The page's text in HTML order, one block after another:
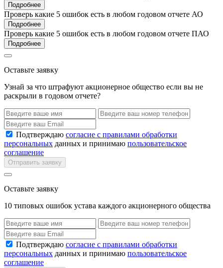
Подробнее
Проверь какие 5 ошибок есть в любом годовом отчете АО
Подробнее
Проверь какие 5 ошибок есть в любом годовом отчете ПАО
Подробнее
Оставьте заявку
Узнай за что штрафуют акционерное общество если вы не
раскрыли в годовом отчете?
Подтверждаю согласие с правилами обработки
персональных данных и принимаю пользовательское
соглашение
Отправить заявку
Оставьте заявку
10 типовых ошибок устава каждого акционерного общества
Подтверждаю согласие с правилами обработки
персональных данных и принимаю пользовательское
соглашение